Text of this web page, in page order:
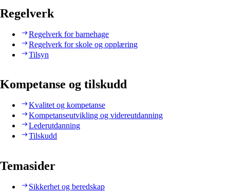
Regelverk
Regelverk for barnehage
Regelverk for skole og opplæring
Tilsyn
Kompetanse og tilskudd
Kvalitet og kompetanse
Kompetanseutvikling og videreutdanning
Lederutdanning
Tilskudd
Temasider
Sikkerhet og beredskap